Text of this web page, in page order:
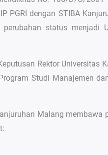
PGRI dengan STIBA
status menjadi
Rektor Universitas
Studi Manajemen
Malang membawa